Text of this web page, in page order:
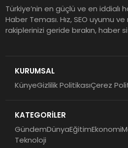
Türkiye’nin en güçlü ve en iddialı
Haber Teması. Hız, SEO uyumu
rakiplerinizi geride bırakın, haber
KURUMSAL
KünyeGizlilik PolitikasıÇerez
KATEGORİLER
GündemDünyaEğitimEkonomi
Teknoloji